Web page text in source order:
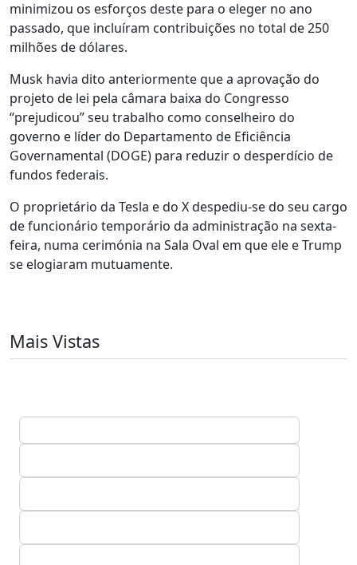
minimizou os esforços deste para o eleger no ano
passado, que incluíram contribuições no total de 250
milhões de dólares.
Musk havia dito anteriormente que a aprovação do
projeto de lei pela câmara baixa do Congresso
“prejudicou” seu trabalho como conselheiro do
governo e líder do Departamento de Eficiência
Governamental (DOGE) para reduzir o desperdício de
fundos federais.
O proprietário da Tesla e do X despediu-se do seu cargo
de funcionário temporário da administração na sexta-
feira, numa cerimónia na Sala Oval em que ele e Trump
se elogiaram mutuamente.
Mais Vistas